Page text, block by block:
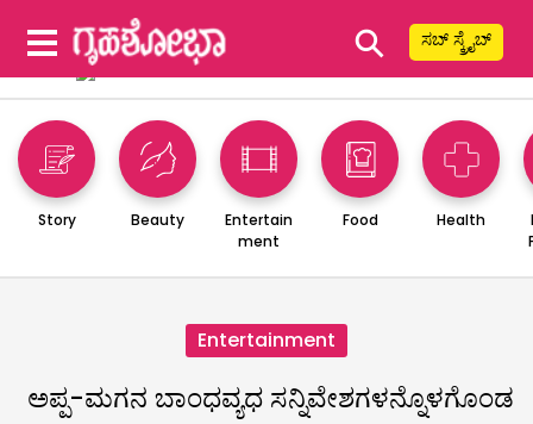
⚲ ಸಬ್ ಸ್ಕ್ರೈಬ್
Story Beauty
Entertain
ment
Food Health
Entertainment
ಅಪ್ಪ-ಮಗನ ಬಾಂಧವ್ಯಧ ಸನ್ನಿವೇಶಗಳನ್ನೊಳಗೊಂಡ